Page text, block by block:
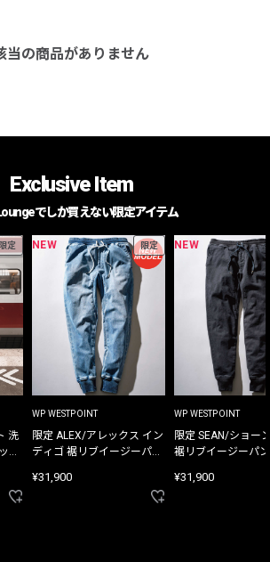
当の商品がありません
Exclusive Item
でしか買えない限定アイテム
限定
洗
ト
NEW 限定
WP WESTPOINT
限定 ALEX/アレックス イン
ディゴ 裾リブイージーパン
¥31,900
NEW
WP WESTPOINT
限定 SEAN/ショー
裾リブイージーパ
¥31,900